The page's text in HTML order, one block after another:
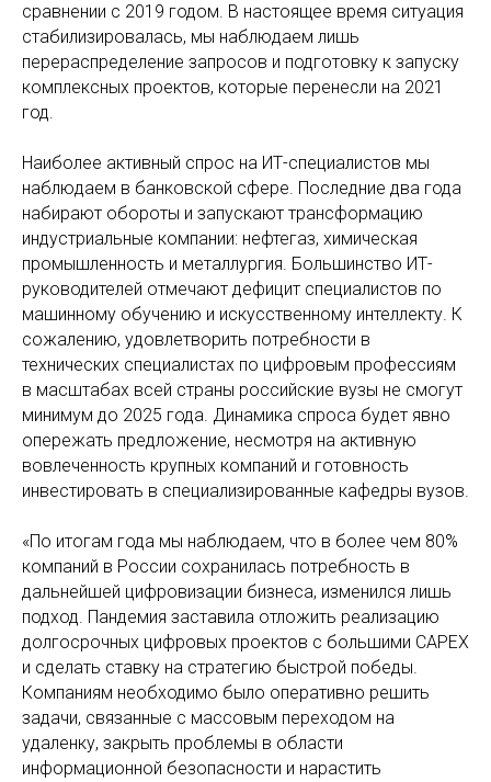
сравнении с 2019 годом. В настоящее время ситуация
стабилизировалась, мы наблюдаем лишь
перераспределение запросов и подготовку к запуску
комплексных проектов, которые перенесли на 2021
год.
Наиболее активный спрос на ИТ-специалистов мы
наблюдаем в банковской сфере. Последние два года
набирают обороты и запускают трансформацию
индустриальные компании: нефтегаз, химическая
промышленность и металлургия. Большинство ИТ-
руководителей отмечают дефицит специалистов по
машинному обучению и искусственному интеллекту. К
сожалению, удовлетворить потребности в
технических специалистах по цифровым профессиям
в масштабах всей страны российские вузы не смогут
минимум до 2025 года. Динамика спроса будет явно
опережать предложение, несмотря на активную
вовлеченность крупных компаний и готовность
инвестировать в специализированные кафедры вузов.
«По итогам года мы наблюдаем, что в более чем 80%
компаний в России сохранилась потребность в
дальнейшей цифровизации бизнеса, изменился лишь
подход. Пандемия заставила отложить реализацию
долгосрочных цифровых проектов с большими CAPEX
и сделать ставку на стратегию быстрой победы.
Компаниям необходимо было оперативно решить
задачи, связанные с массовым переходом на
удаленку, закрыть проблемы в области
информационной безопасности и нарастить